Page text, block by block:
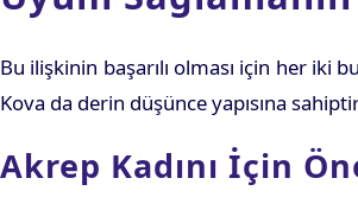
Bu ilişkinin başarılı olması için her iki
Kova da derin düşünce yapısına
Akrep Kadını İçin